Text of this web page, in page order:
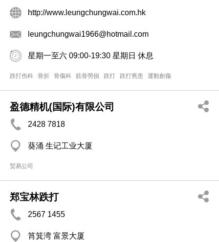
http://www.leungchungwai.com.hk
leungchungwai1966@hotmail.com
星期一至六 09:00-19:30 星期日 休息
跌打伤科 骨折 骨傷科 筋骨勞損 跌打 跌打舊患 運動創傷
盈德精机(国际)有限公司
2428 7818
葵涌 生记工业大厦
贸易公司
郑宝林跌打
2567 1455
筲箕湾 富景大厦